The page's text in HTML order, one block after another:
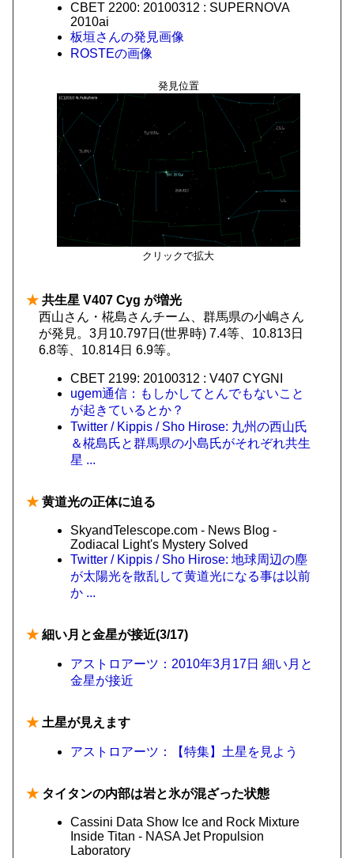
CBET 2200: 20100312 : SUPERNOVA
2010ai
板垣さんの発見画像
ROSTEの画像
発見位置
クリックで拡大
★ 共生星 V407 Cyg が増光
西山さん・椛島さんチーム、群馬県の小嶋さん
が発見。3月10.797日(世界時) 7.4等、10.813日
6.8等、10.814日 6.9等。
CBET 2199: 20100312 : V407 CYGNI
ugem通信：もしかしてとんでもないこと
が起きているとか？
Twitter / Kippis / Sho Hirose: 九州の西山氏
＆椛島氏と群馬県の小島氏がそれぞれ共生
星 ...
★ 黄道光の正体に迫る
SkyandTelescope.com - News Blog -
Zodiacal Light's Mystery Solved
Twitter / Kippis / Sho Hirose: 地球周辺の塵
が太陽光を散乱して黄道光になる事は以前
か ...
★ 細い月と金星が接近(3/17)
アストロアーツ：2010年3月17日 細い月と
金星が接近
★ 土星が見えます
アストロアーツ：【特集】土星を見よう
★ タイタンの内部は岩と氷が混ざった状態
Cassini Data Show Ice and Rock Mixture
Inside Titan - NASA Jet Propulsion
Laboratory